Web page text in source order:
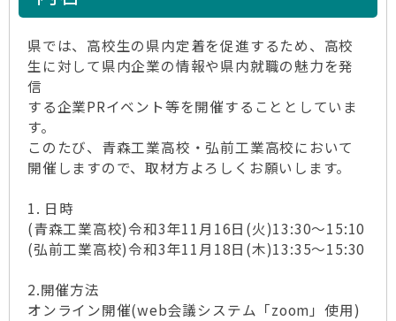
県では、高校生の県内定着を促進するため、高校
生に対して県内企業の情報や県内就職の魅力を発
信
する企業PRイベント等を開催することとしていま
す。
このたび、青森工業高校・弘前工業高校において
開催しますので、取材方よろしくお願いします。
1. 日時
(青森工業高校)令和3年11月16日(火)13:30～15:10
(弘前工業高校)令和3年11月18日(木)13:35～15:30
2.開催方法
オンライン開催(web会議システム「zoom」使用)